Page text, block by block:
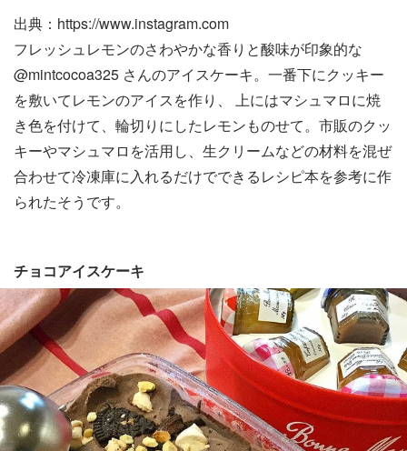
出典：https://www.instagram.com
フレッシュレモンのさわやかな香りと酸味が印象的な
@mintcocoa325 さんのアイスケーキ。一番下にクッキー
を敷いてレモンのアイスを作り、 上にはマシュマロに焼
き色を付けて、輪切りにしたレモンものせて。市販のクッ
キーやマシュマロを活用し、生クリームなどの材料を混ぜ
合わせて冷凍庫に入れるだけでできるレシピ本を参考に作
られたそうです。
チョコアイスケーキ